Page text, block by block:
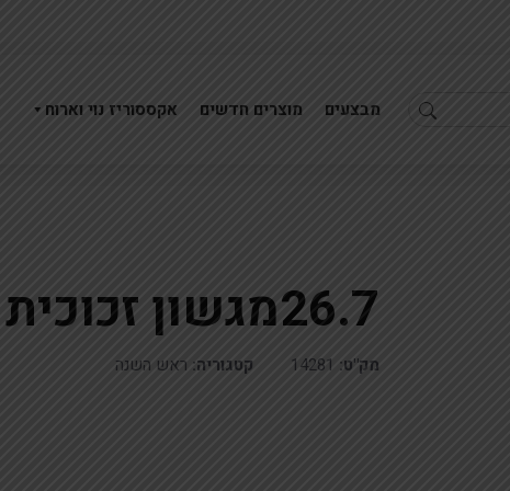
מבצעים מוצרים חדשים אקססוריז נוי וארוח
26.7מגשון זכוכית תפוח +קערית זוג פמוט קריסטל 16סמ
מק"ט: 14281 קטגוריה: ראש השנה